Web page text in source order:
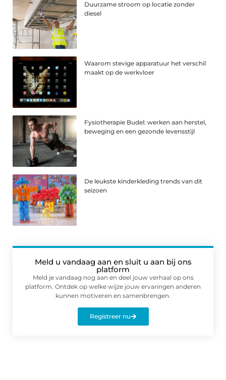
Duurzame stroom op locatie zonder
diesel
Waarom stevige apparatuur het verschil
maakt op de werkvloer
Fysiotherapie Budel: werken aan herstel,
beweging en een gezonde levensstijl
De leukste kinderkleding trends van dit
seizoen
Meld u vandaag aan en sluit u aan bij ons
platform
Meld je vandaag nog aan en deel jouw verhaal op ons
platform. Ontdek op welke wijze jouw ervaringen anderen
kunnen motiveren en samenbrengen.
Registreer nu